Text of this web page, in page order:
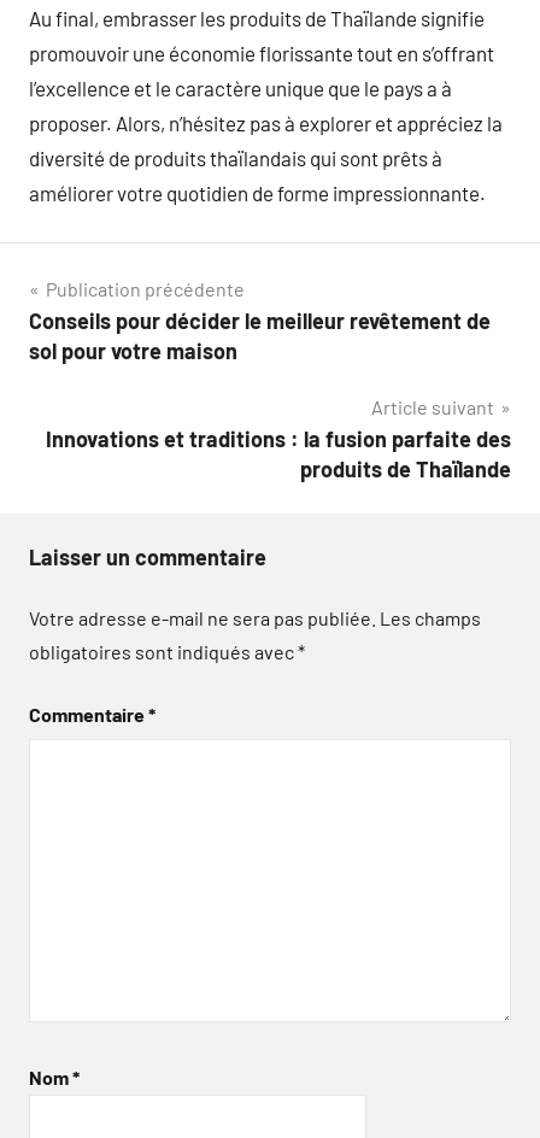
Au final, embrasser les produits de Thaïlande signifie
promouvoir une économie florissante tout en s’offrant
l’excellence et le caractère unique que le pays a à
proposer. Alors, n’hésitez pas à explorer et appréciez la
diversité de produits thaïlandais qui sont prêts à
améliorer votre quotidien de forme impressionnante.
Navigation
de
Publication précédente
Conseils pour décider le meilleur revêtement de
sol pour votre maison
Article suivant
Innovations et traditions : la fusion parfaite des
produits de Thaïlande
Laisser un commentaire
Votre adresse e-mail ne sera pas publiée. Les champs
obligatoires sont indiqués avec*
Commentaire*
Nom*